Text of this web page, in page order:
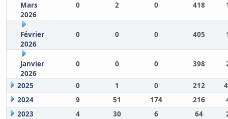
Mars
2026
0 2 0 418
Février
2026
0 0 0 405
Janvier
2026
0 0 0 398
2025 0 1 0 212
2024
9 51 174 216
2023
4 30 6 64